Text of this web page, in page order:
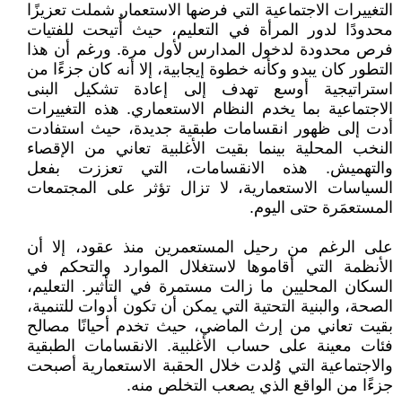
التغييرات الاجتماعية التي فرضها الاستعمار شملت تعزيزًا
محدودًا لدور المرأة في التعليم، حيث أُتيحت للفتيات
فرص محدودة لدخول المدارس لأول مرة. ورغم أن هذا
التطور كان يبدو وكأنه خطوة إيجابية، إلا أنه كان جزءًا من
استراتيجية أوسع تهدف إلى إعادة تشكيل البنى
الاجتماعية بما يخدم النظام الاستعماري. هذه التغييرات
أدت إلى ظهور انقسامات طبقية جديدة، حيث استفادت
النخب المحلية بينما بقيت الأغلبية تعاني من الإقصاء
والتهميش. هذه الانقسامات، التي تعززت بفعل
السياسات الاستعمارية، لا تزال تؤثر على المجتمعات
المستعمَرة حتى اليوم.
على الرغم من رحيل المستعمرين منذ عقود، إلا أن
الأنظمة التي أقاموها لاستغلال الموارد والتحكم في
السكان المحليين ما زالت مستمرة في التأثير. التعليم،
الصحة، والبنية التحتية التي يمكن أن تكون أدوات للتنمية،
بقيت تعاني من إرث الماضي، حيث تخدم أحيانًا مصالح
فئات معينة على حساب الأغلبية. الانقسامات الطبقية
والاجتماعية التي وُلدت خلال الحقبة الاستعمارية أصبحت
جزءًا من الواقع الذي يصعب التخلص منه.